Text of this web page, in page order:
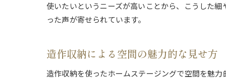
使いたいというニーズが高いことから、こうした
った声が寄せられています。
造作収納による空間の魅力的な見せ方
造作収納を使ったホームステージングで空間を魅